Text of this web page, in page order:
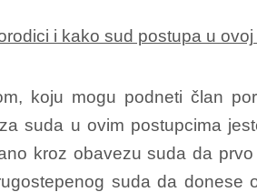
i kako sud postupa u
koju mogu podneti član
suda u ovim postupcima
kroz obavezu suda da
suda da